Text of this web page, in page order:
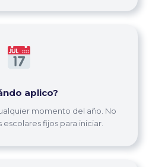
aplico?
momento del año. No
fijos para iniciar.